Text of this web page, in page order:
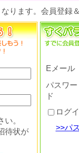
ります。会員登録
。
待状が
Eメール
パスワー
ド
ログ
>>パ